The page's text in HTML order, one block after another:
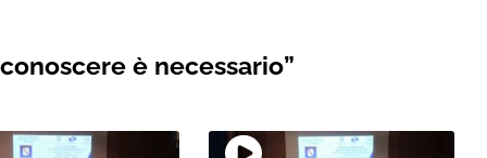
è necessario”